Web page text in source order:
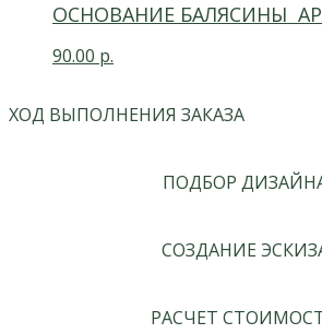
ОСНОВАНИЕ БАЛЯСИНЫ
90.00 р.
ХОД ВЫПОЛНЕНИЯ ЗАКАЗА
ПОДБОР
СОЗДАНИЕ
РАСЧЕТ